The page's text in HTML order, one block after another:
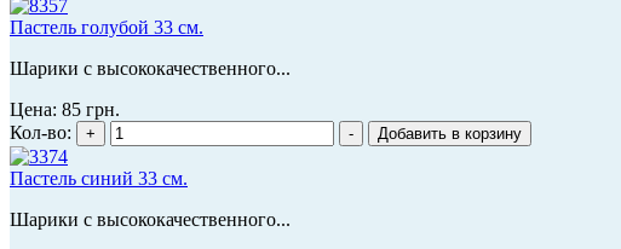
Пастель голубой 33 см.
Шарики с высококачественного...
Цена: 85 грн.
Кол-во:
Пастель синий 33 см.
Шарики с высококачественного...